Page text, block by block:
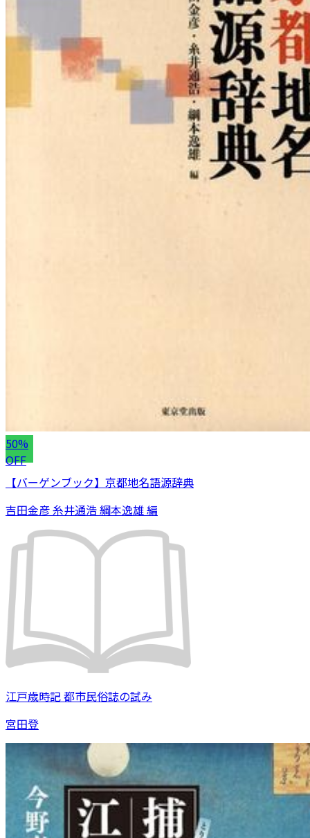
50%
OFF
【バーゲンブック】京都地名語源辞典
吉田金彦 糸井通浩 綱本逸雄 編
江戸歳時記 都市民俗誌の試み
宮田登